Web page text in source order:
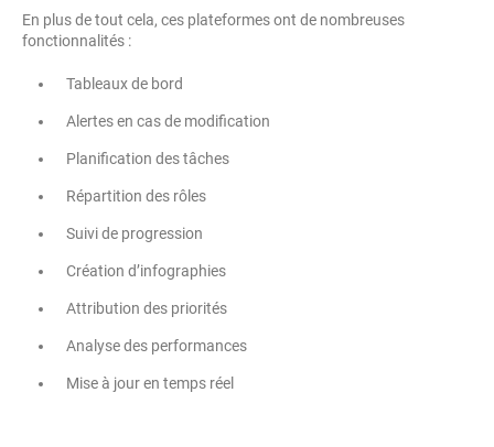
En plus de tout cela, ces plateformes ont de nombreuses
fonctionnalités :
Tableaux de bord
Alertes en cas de modification
Planification des tâches
Répartition des rôles
Suivi de progression
Création d’infographies
Attribution des priorités
Analyse des performances
Mise à jour en temps réel